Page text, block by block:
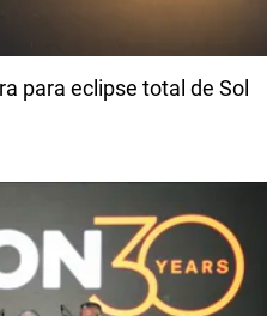
para eclipse total de Sol